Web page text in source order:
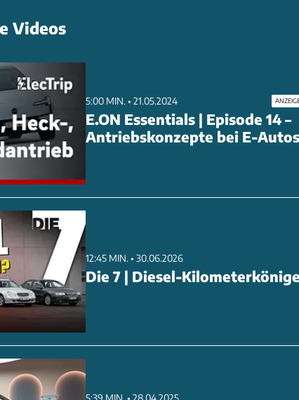
Videos
5:00 MIN. • 21.05.2024
E.ON Essentials | Episode 14 –
Antriebskonzepte bei E-Autos
12:45 MIN. • 30.06.2026
Die 7 | Diesel-
5:39 MIN. • 28.04.2025